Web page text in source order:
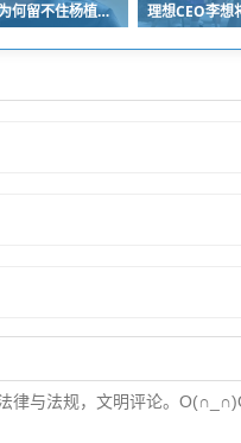
博导回应美国为何留不住杨植麟：他毅然拒绝苹果 选择回国创业